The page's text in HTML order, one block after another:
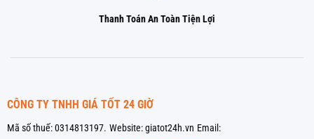
Thanh Toán An Toàn Tiện Lợi
CÔNG TY TNHH GIÁ TỐT 24 GIỜ
Mã số thuế: 0314813197. Website: giatot24h.vn Email: